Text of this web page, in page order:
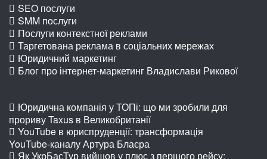
SEO послуги
SMM послуги
Послуги контекстної реклами
Таргетована реклама в соціальних мережах
Юридичний маркетинг
Блог про інтернет-маркетинг Владислави Рикової
Юридична компанія у ТОПі: що ми зробили для
прориву Taxus в Великобританії
YouTube в юриспруденції: трансформація
YouTube-каналу Артура Блаєра
Як УкрБасТур вийшов у плюс з першого рейсу: